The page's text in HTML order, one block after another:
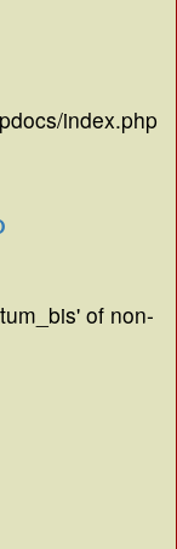
index.php
of non-